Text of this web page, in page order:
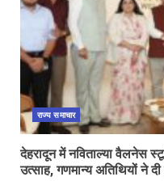
राज्य समाचार
देहरादून में नविताल्या वैलनेस
उत्साह, गणमान्य अतिथियों ने